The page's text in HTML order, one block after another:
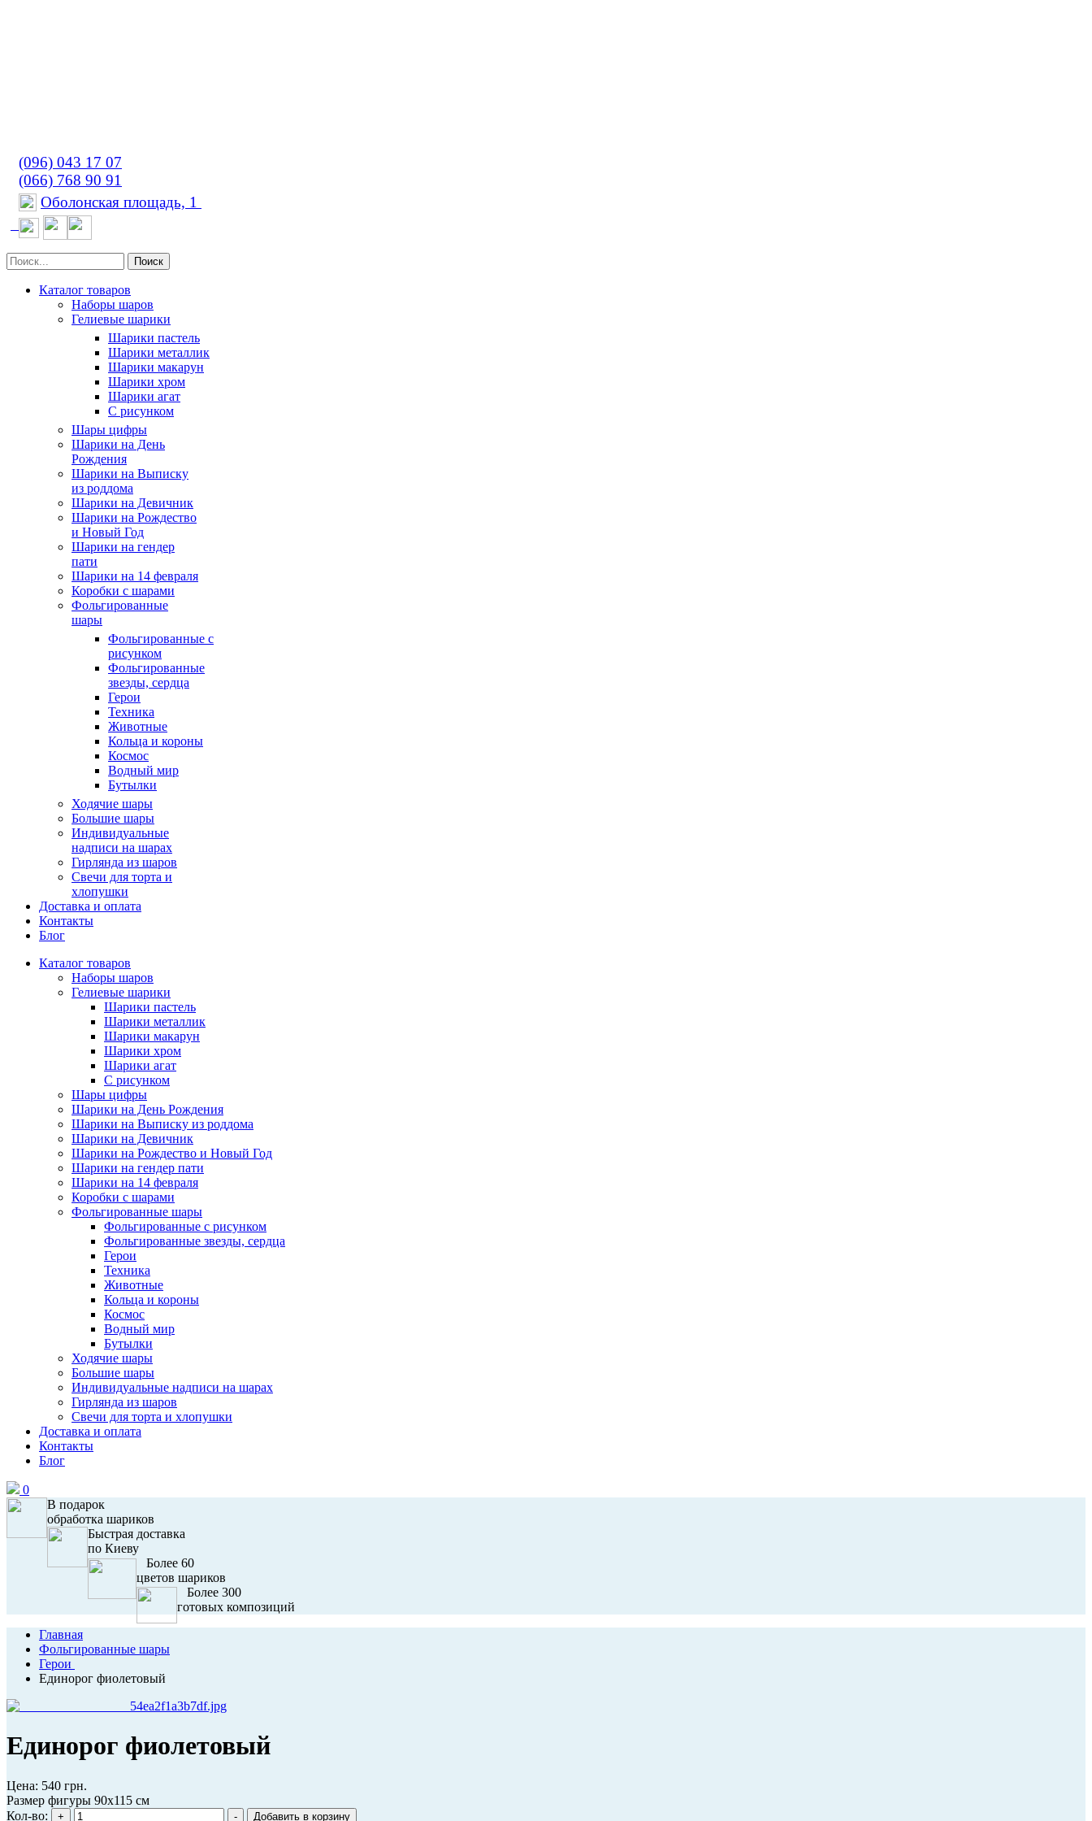
(096) 043 17 07
(066) 768 90 91
Оболонская площадь, 1
Поиск
Каталог товаров
Наборы шаров
Гелиевые шарики
Шарики пастель
Шарики металлик
Шарики макарун
Шарики хром
Шарики агат
С рисунком
Шары цифры
Шарики на День
Рождения
Шарики на Выписку
из роддома
Шарики на Девичник
Шарики на Рождество
и Новый Год
Шарики на гендер
пати
Шарики на 14 февраля
Коробки с шарами
Фольгированные
шары
Фольгированные с
рисунком
Фольгированные
звезды, сердца
Герои
Техника
Животные
Кольца и короны
Космос
Водный мир
Бутылки
Ходячие шары
Большие шары
Индивидуальные
надписи на шарах
Гирлянда из шаров
Свечи для торта и
хлопушки
Доставка и оплата
Контакты
Блог
Каталог товаров
Наборы шаров
Гелиевые шарики
Шарики пастель
Шарики металлик
Шарики макарун
Шарики хром
Шарики агат
С рисунком
Шары цифры
Шарики на День Рождения
Шарики на Выписку из роддома
Шарики на Девичник
Шарики на Рождество и Новый Год
Шарики на гендер пати
Шарики на 14 февраля
Коробки с шарами
Фольгированные шары
Фольгированные с рисунком
Фольгированные звезды, сердца
Герои
Техника
Животные
Кольца и короны
Космос
Водный мир
Бутылки
Ходячие шары
Большие шары
Индивидуальные надписи на шарах
Гирлянда из шаров
Свечи для торта и хлопушки
Доставка и оплата
Контакты
Блог
0
В подарок
обработка шариков
Быстрая доставка
по Киеву
Более 60
цветов шариков
Более 300
готовых композиций
Главная
Фольгированные шары
Герои
Единорог фиолетовый
Единорог фиолетовый
Цена: 540 грн.
Размер фигуры 90х115 см
Кол-во: